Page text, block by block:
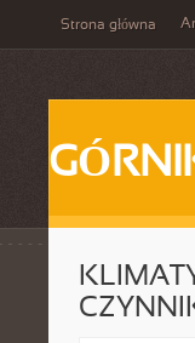
Strona główna